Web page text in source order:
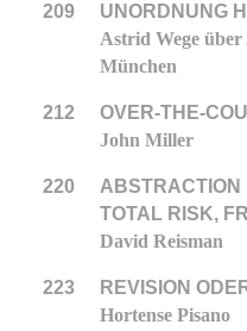
209
UNORDNUNG
Astrid Wege
München
212
OVER-THE-
John Miller
220
ABSTRACTION
TOTAL RISK,
David Reisman
223
REVISION
Hortense Pisano